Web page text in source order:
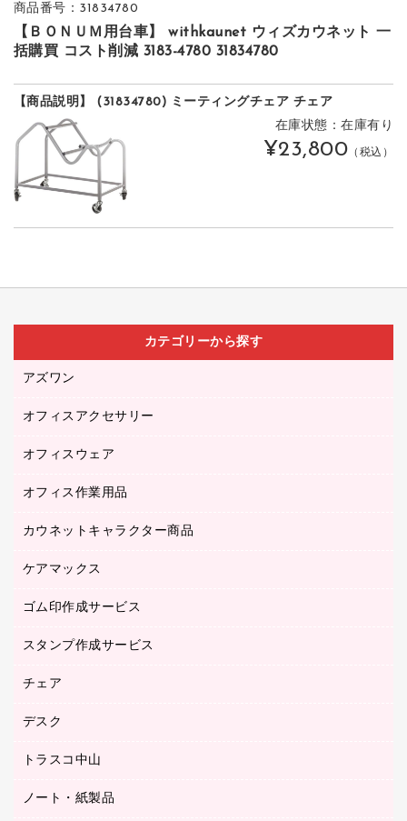
商品番号：31834780
【ＢＯＮＵＭ用台車】 withkaunet ウィズカウネット 一
括購買 コスト削減 3183-4780 31834780
【商品説明】 (31834780) ミーティングチェア チェア
在庫状態：在庫有り
¥23,800 （税込）
カテゴリーから探す
アズワン
医療・介護用品（食品・飲料・食添製品）
研究・環境管理用品
オフィスアクセサリー
オフィスアクセサリー
オフィスウェア
アウター
ブラウス・シャツ
オフィス作業用品
ペット用品
倉庫収納用品
台車・脚立
梱包用テープ
梱包用品
カウネットキャラクター商品
カウネットキャラクター商品
ケアマックス
医療・介護用品（食品・飲料・食添製品）
ゴム印作成サービス
ゴム印作成サービス
スタンプ作成サービス
カウネットスタンプ作成サービス
チェア
オフィスチェア
ミーティングチェア
デスク
カウンター
デスク
トラスコ中山
建築・作業用品
ノート・紙製品